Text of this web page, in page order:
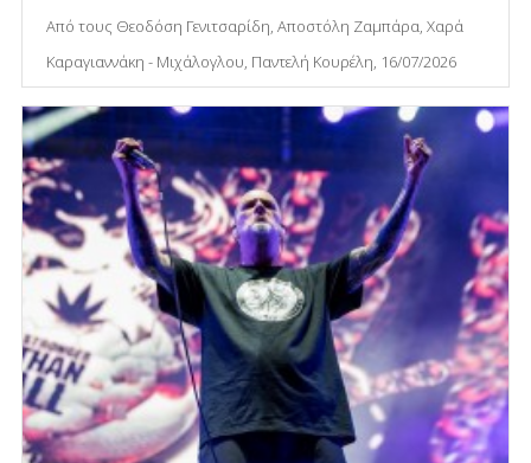
Από τους Θεοδόση Γενιτσαρίδη, Αποστόλη Ζαμπάρα, Χαρά
Καραγιαννάκη - Μιχάλογλου, Παντελή Κουρέλη, 16/07/2026